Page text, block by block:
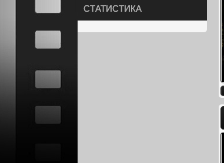
СТАТИСТИКА